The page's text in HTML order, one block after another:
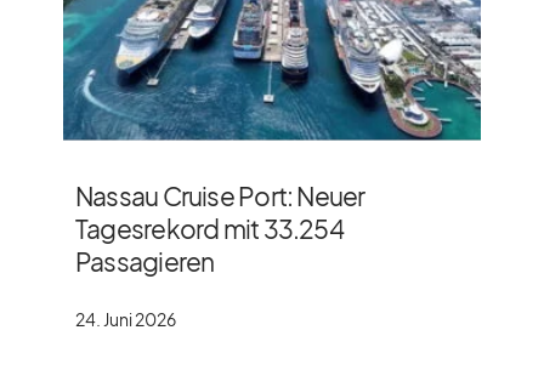
Nassau Cruise Port: Neuer
Tagesrekord mit 33.254
Passagieren
24. Juni 2026